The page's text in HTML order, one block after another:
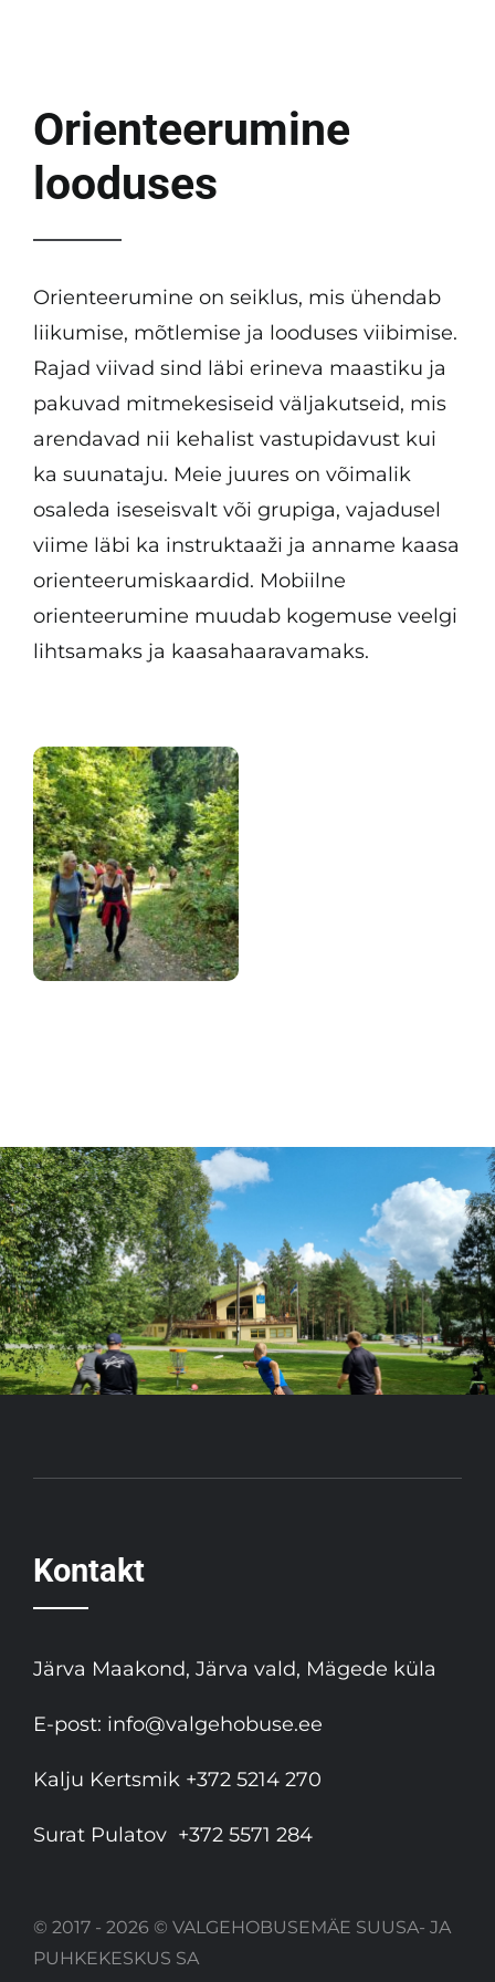
Kontakt
Orienteerumine
looduses
Orienteerumine on seiklus, mis ühendab
liikumise, mõtlemise ja looduses viibimise.
Rajad viivad sind läbi erineva maastiku ja
pakuvad mitmekesiseid väljakutseid, mis
arendavad nii kehalist vastupidavust kui
ka suunataju. Meie juures on võimalik
osaleda iseseisvalt või grupiga, vajadusel
viime läbi ka instruktaaži ja anname kaasa
orienteerumiskaardid. Mobiilne
orienteerumine muudab kogemuse veelgi
lihtsamaks ja kaasahaaravamaks.
Kontakt
Järva Maakond, Järva vald, Mägede küla
E-post: info@valgehobuse.ee
Kalju Kertsmik +372 5214 270
Surat Pulatov +372 5571 284
© 2017 - 2026 © VALGEHOBUSEMÄE SUUSA- JA
PUHKEKESKUS SA